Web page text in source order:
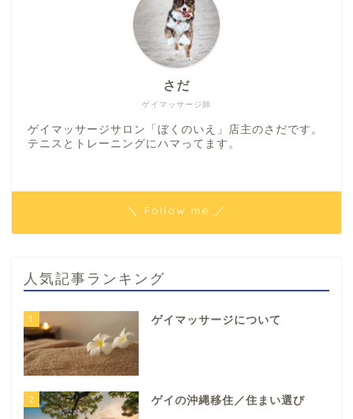
ゲイマッサージ師
さだ
ゲイマッサージサロン「ぼくのいえ」店主のさだです。
テニスとトレーニングにハマってます。
＼ Follow me ／
人気記事ランキング
1 ゲイマッサージについて
2 ゲイの沖縄移住／住まい選び